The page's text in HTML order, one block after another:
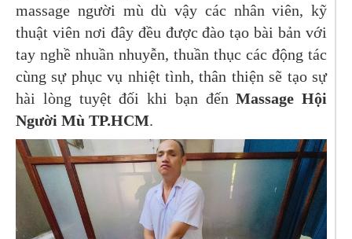
massage người mù dù vậy các nhân viên, kỹ
thuật viên nơi đây đều được đào tạo bài bản với
tay nghề nhuần nhuyễn, thuần thục các động tác
cùng sự phục vụ nhiệt tình, thân thiện sẽ tạo sự
hài lòng tuyệt đối khi bạn đếnMassage Hội
Người Mù TP.HCM.